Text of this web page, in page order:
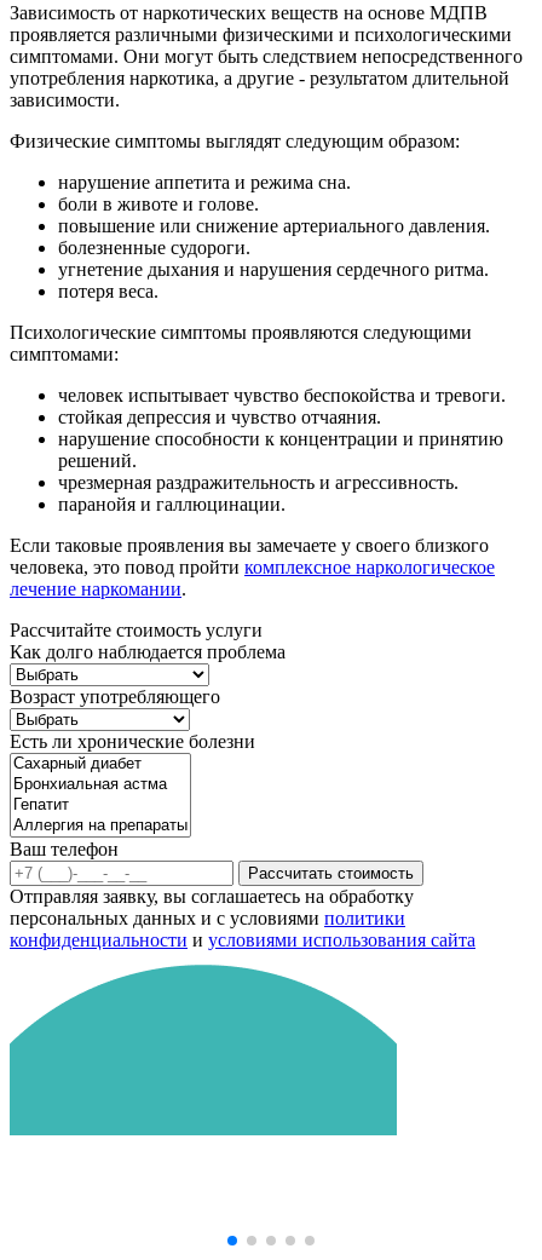
Зависимость от наркотических веществ на основе МДПВ
проявляется различными физическими и психологическими
симптомами. Они могут быть следствием непосредственного
употребления наркотика, а другие - результатом длительной
зависимости.
Физические симптомы выглядят следующим образом:
нарушение аппетита и режима сна.
боли в животе и голове.
повышение или снижение артериального давления.
болезненные судороги.
угнетение дыхания и нарушения сердечного ритма.
потеря веса.
Психологические симптомы проявляются следующими
симптомами:
человек испытывает чувство беспокойства и тревоги.
стойкая депрессия и чувство отчаяния.
нарушение способности к концентрации и принятию
решений.
чрезмерная раздражительность и агрессивность.
паранойя и галлюцинации.
Если таковые проявления вы замечаете у своего близкого
человека, это повод пройти комплексное наркологическое
лечение наркомании.
Рассчитайте стоимость услуги
Как долго наблюдается проблема
Возраст употребляющего
Есть ли хронические болезни
Ваш телефон
Рассчитать стоимость
Отправляя заявку, вы соглашаетесь на обработку
персональных данных и с условиями политики
конфиденциальности и условиями использования сайта